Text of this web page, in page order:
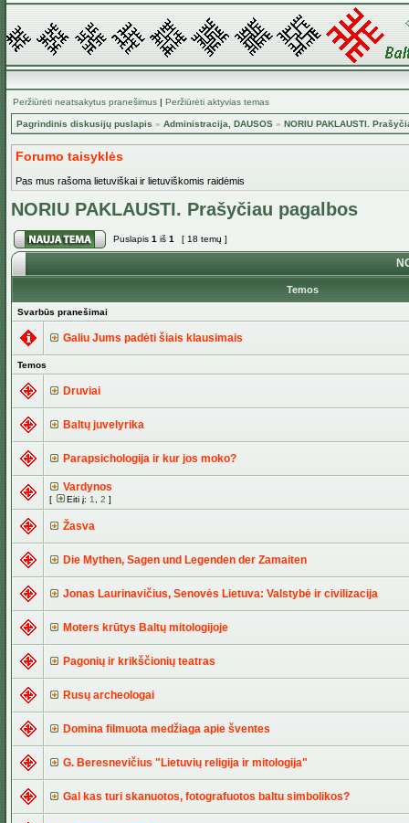
Peržiūrėti neatsakytus pranešimus | Peržiūrėti aktyvias temas
Pagrindinis diskusijų puslapis » Administracija, DAUSOS » NORIU PAKLAUSTI.
Forumo taisyklės
Pas mus rašoma lietuviškai ir lietuviškomis raidėmis
NORIU PAKLAUSTI. Prašyčiau pagalbos
Puslapis 1 iš 1 [ 18 temų ]
Temos
Svarbūs pranešimai
Galiu Jums padėti šiais klausimais
Temos
Druviai
Baltų juvelyrika
Parapsichologija ir kur jos moko?
Vardynos
[ Eiti į: 1 2 ]
Žasva
Die Mythen, Sagen und Legenden der Zamaiten
Jonas Laurinavičius, Senovės Lietuva: Valstybė ir civilizacija
Moters krūtys Baltų mitologijoje
Pagonių ir krikščionių teatras
Rusų archeologai
Domina filmuota medžiaga apie šventes
G. Beresnevičius "Lietuvių religija ir mitologija"
Gal kas turi skanuotos, fotografuotos baltu simbolikos?